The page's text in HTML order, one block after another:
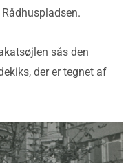
sås den
der er tegnet af